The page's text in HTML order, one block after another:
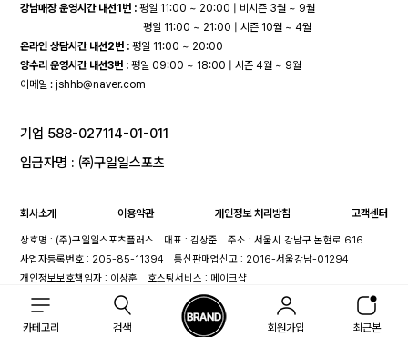
카테고리 검색 회원가입 최근본
강남매장 운영시간 내선1번 : 평일 11:00 ~ 20:00 | 비시즌 3월 ~ 9월
평일 11:00 ~ 21:00 | 시즌 10월 ~ 4월
온라인 상담시간 내선2번 : 평일 11:00 ~ 20:00
양수리 운영시간 내선3번 : 평일 09:00 ~ 18:00 | 시즌 4월 ~ 9월
이메일 :jshhb@naver.com
기업 588-027114-01-011
입금자명 : ㈜구일일스포츠
회사소개 이용약관 개인정보 처리방침 고객센터
상호명 : (주)구일일스포츠플러스 대표 : 김상준
주소 : 서울시 강남구 논현로 616
사업자등록번호 : 205-85-11394
통신판매업신고 : 2016-서울강남-01294
개인정보보호책임자 : 이상훈
호스팅서비스 : 메이크샵